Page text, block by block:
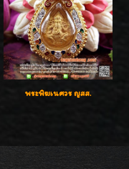
พระพิฆเนศวร ญสส.